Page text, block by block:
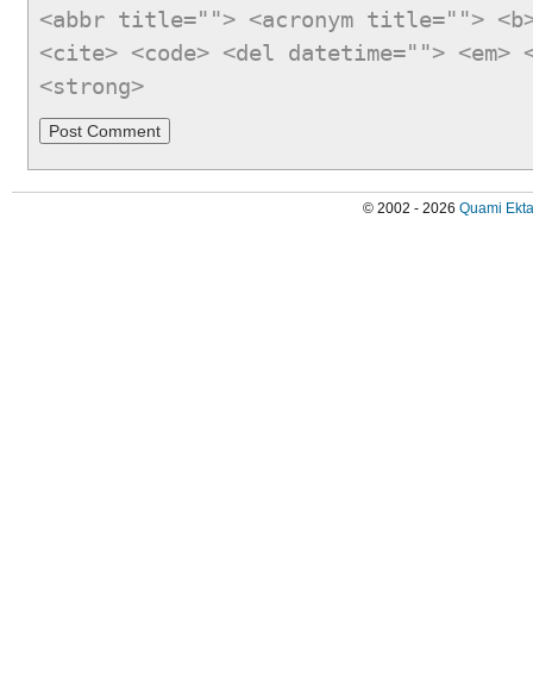
<abbr title=""> <acronym title="">
<cite> <code> <del datetime="">
<strong>
© 2002 - 2026 Quami